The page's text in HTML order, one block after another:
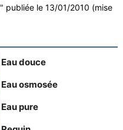
" publiée le 13/01/2010 (mise
Eau douce
Eau osmosée
Eau pure